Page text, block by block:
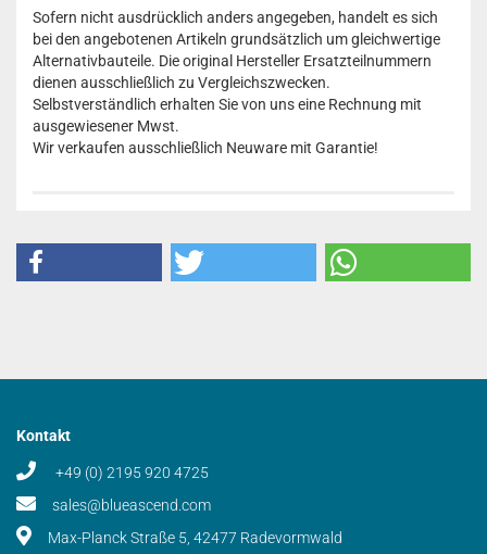
Sofern nicht ausdrücklich anders angegeben, handelt es sich
bei den angebotenen Artikeln grundsätzlich um gleichwertige
Alternativbauteile. Die original Hersteller Ersatzteilnummern
dienen ausschließlich zu Vergleichszwecken.
Selbstverständlich erhalten Sie von uns eine Rechnung mit
ausgewiesener Mwst.
Wir verkaufen ausschließlich Neuware mit Garantie!
Kontakt
+49 (0) 2195 920 4725
sales@blueascend.com
Max-Planck Straße 5, 42477 Radevormwald